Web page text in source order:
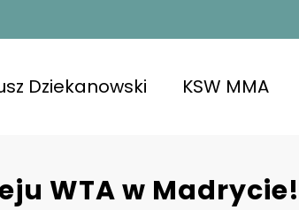
Dziekanowski KSW MMA
WTA w